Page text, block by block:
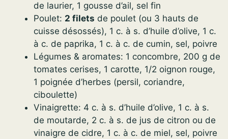
de laurier, 1 gousse d’ail, sel fin
Poulet: 2 filets de poulet (ou 3 hauts de
cuisse désossés), 1 c. à s. d’huile d’olive, 1 c.
à c. de paprika, 1 c. à c. de cumin, sel, poivre
Légumes & aromates: 1 concombre, 200 g de
tomates cerises, 1 carotte, 1/2 oignon rouge,
1 poignée d’herbes (persil, coriandre,
ciboulette)
Vinaigrette: 4 c. à s. d’huile d’olive, 1 c. à s.
de moutarde, 2 c. à s. de jus de citron ou de
vinaigre de cidre, 1 c. à c. de miel, sel, poivre